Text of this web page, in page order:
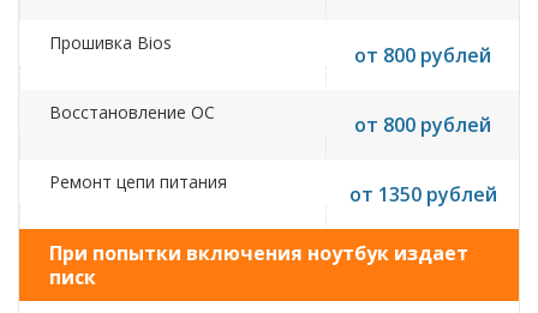
Прошивка Bios от 800 рублей
Восстановление ОС от 800 рублей
Ремонт цепи питания от 1350 рублей
При попытки включения ноутбук издает
писк